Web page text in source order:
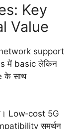
Key
Value
support
में basic लेकिन
के साथ
Low‑cost 5G
समर्थन